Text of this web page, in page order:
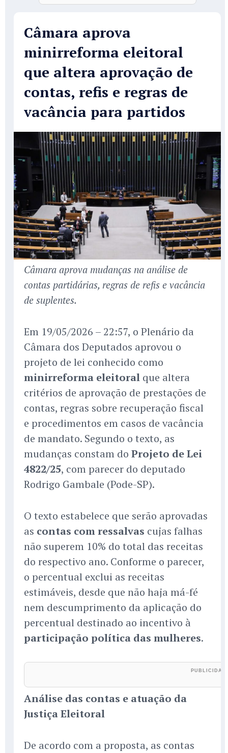
Câmara aprova
minirreforma eleitoral
que altera aprovação de
contas, refis e regras de
vacância para partidos
Câmara aprova mudanças na análise de
contas partidárias, regras de refis e vacância
de suplentes.
Em 19/05/2026 – 22:57, o Plenário da
Câmara dos Deputados aprovou o
projeto de lei conhecido como
minirreforma eleitoral que altera
critérios de aprovação de prestações de
contas, regras sobre recuperação fiscal
e procedimentos em casos de vacância
de mandato. Segundo o texto, as
mudanças constam do Projeto de Lei
4822/25, com parecer do deputado
Rodrigo Gambale (Pode-SP).
O texto estabelece que serão aprovadas
as contas com ressalvas cujas falhas
não superem 10% do total das receitas
do respectivo ano. Conforme o parecer,
o percentual exclui as receitas
estimáveis, desde que não haja má-fé
nem descumprimento da aplicação do
percentual destinado ao incentivo à
participação política das mulheres.
Análise das contas e atuação da
Justiça Eleitoral
De acordo com a proposta, as contas